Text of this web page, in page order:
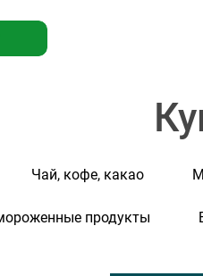
Чай, кофе, какао
продукты